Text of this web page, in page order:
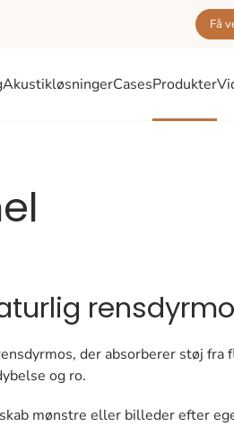
Få
AkustikløsningerCasesProdukter
der absorberer støj fra
og ro.
mønstre eller billeder efter